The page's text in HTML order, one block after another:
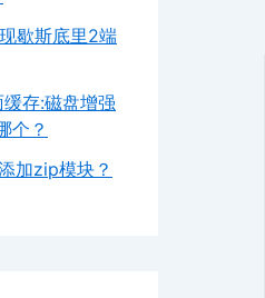
歇斯底里2端
存:磁盘增强
个？
加zip模块？